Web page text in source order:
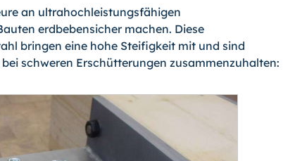
an ultrahochleistungsfähigen
erdbebensicher machen. Diese
bringen eine hohe Steifigkeit mit und sind
schweren Erschütterungen zusammenzuhalten: